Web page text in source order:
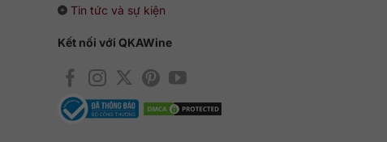
Tin tức và sự kiện
Kết nối với QKAWine